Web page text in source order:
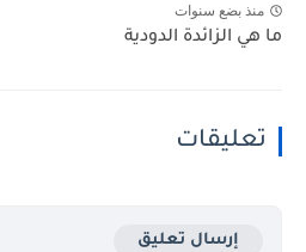
منذ بضع سنوات
ما هي الزائدة الدودية
تعليقات
إرسال تعليق